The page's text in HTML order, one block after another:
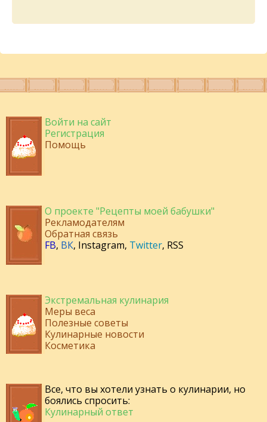
Войти на сайт
Регистрация
Помощь
О проекте "Рецепты моей бабушки"
Рекламодателям
Обратная связь
FB, ВК, Instagram, Twitter, RSS
Экстремальная кулинария
Меры веса
Полезные советы
Кулинарные новости
Косметика
Все, что вы хотели узнать о кулинарии, но
боялись спросить:
Кулинарный ответ